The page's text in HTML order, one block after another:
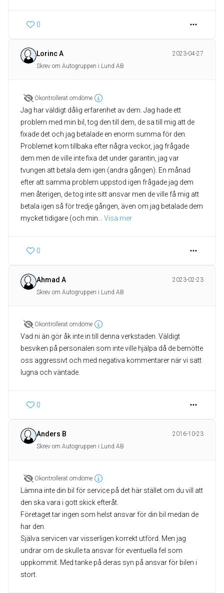
0
Lorinc A
2023-04-27
Skrev om Autogruppen i Lund AB
Okontrollerat omdöme
Jag har väldigt dålig erfarenhet av dem. Jag hade ett
problem med min bil, tog den till dem, de sa till mig att de
fixade det och jag betalade en enorm summa för den.
Problemet kom tillbaka efter några veckor, jag frågade
dem men de ville inte fixa det under garantin, jag var
tvungen att betala dem igen (andra gången). En månad
efter att samma problem uppstod igen frågade jag dem
men återigen, de tog inte sitt ansvar men de ville få mig att
betala igen så för tredje gången, även om jag betalade dem
mycket tidigare (och min
Visa mer
0
Ahmad A
2023-02-23
Skrev om Autogruppen i Lund AB
Okontrollerat omdöme
Vad ni än gör åk inte in till denna verkstaden. Väldigt
besviken på personalen som inte ville hjälpa då de bemötte
oss aggressivt och med negativa kommentarer när vi satt
lugna och väntade.
0
Anders B
2016-10-23
Skrev om Autogruppen i Lund AB
Okontrollerat omdöme
Lämna inte din bil för service på det här stället om du vill att
den ska vara i gott skick efteråt.
Företaget tar ingen som helst ansvar för din bil medan de
har den.
Själva servicen var visserligen korrekt utförd. Men jag
undrar om de skulle ta ansvar för eventuella fel som
uppkommit. Med tanke på deras syn på ansvar för bilen i
stort.